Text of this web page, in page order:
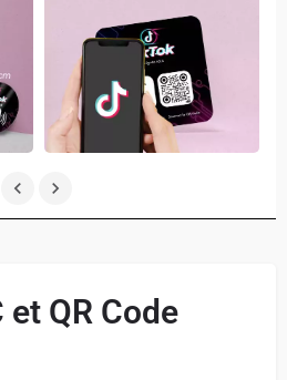
et QR Code